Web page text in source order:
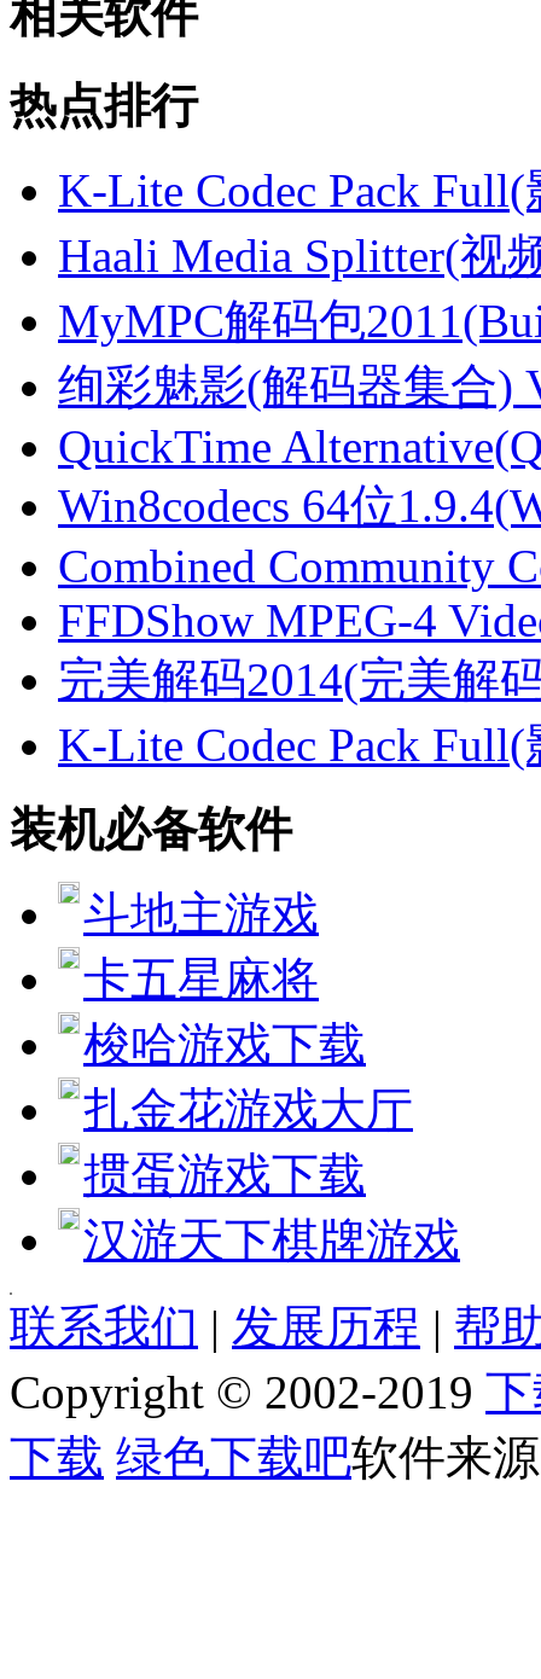
相关软件
热点排行
K-Lite Codec Pack
Haali Media Splitter(视
MyMPC解码包
绚彩魅影(解码器集合)
QuickTime
Win8codecs 64位
Combined Community
FFDShow MPEG-4
完美解码2014(完美解
K-Lite Codec Pack
装机必备软件
斗地主游戏
卡五星麻将
梭哈游戏下载
扎金花游戏大厅
掼蛋游戏下载
汉游天下棋牌游戏
[quote] [size=4][b][url=http://www.jjxhf.comhttp://www.jjxhf.com/
[b]软件语言:[/b] 多国语言[中文]
[b]软件类别:[/b] 解码器类
[b]运行环境:[/b] Win2003,WinXP,Vinsta,WIN7,8
[b]授权方式:[/b] 共享软件
[b]整理时间:[/b] 2013-02-01
[b]开 发 商:[/b] [url=]Home page[/url]
联系我们 | 发展历程 | 帮
Copyright © 2002-2019
下载 绿色下载吧软件来